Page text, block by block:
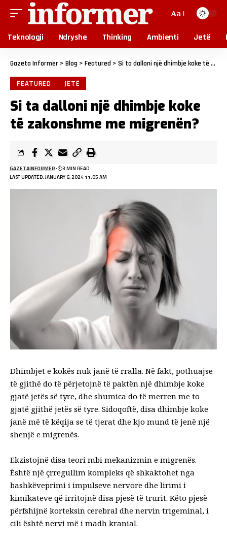
Aa
Teknologji Ndryshe Thinking Ambienti Jetë
Gazeta Informer > Blog > Featured > Si ta dalloni një dhimbje koke të zakonshme me migrenën?
FEATURED JETË
Si ta dalloni një dhimbje koke
të zakonshme me migrenën?
LAST UPDATED: JANUARY 6, 2024 11:05 AM
GAZETAINFORMER 3 MIN READ
Dhimbjet e kokës nuk janë të rralla. Në fakt, pothuajse
të gjithë do të përjetojnë të paktën një dhimbje koke
gjatë jetës së tyre, dhe shumica do të merren me to
gjatë gjithë jetës së tyre. Sidoqoftë, disa dhimbje koke
janë më të këqija se të tjerat dhe kjo mund të jenë një
shenjë e migrenës.
Ekzistojnë disa teori mbi mekanizmin e migrenës.
Është një çrregullim kompleks që shkaktohet nga
bashkëveprimi i impulseve nervore dhe lirimi i
kimikateve që irritojnë disa pjesë të trurit. Këto pjesë
përfshijnë korteksin cerebral dhe nervin trigeminal, i
cili është nervi më i madh kranial.